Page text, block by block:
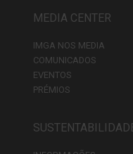
MEDIA CENTER
IMGA NOS MEDIA
COMUNICADOS
EVENTOS
PRÉMIOS